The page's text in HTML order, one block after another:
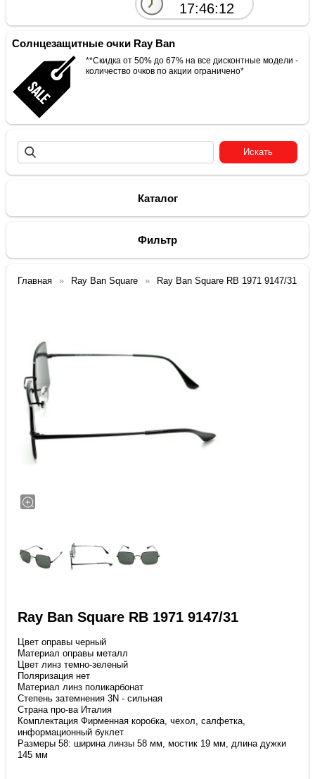
17:46:12
Солнцезащитные очки Ray Ban
**Скидка от 50% до 67% на все дисконтные модели -
количество очков по акции ограничено*
Каталог
Фильтр
Главная Ray Ban Square Ray Ban Square RB 1971 9147/31
Ray Ban Square RB 1971 9147/31
Цвет оправы черный
Материал оправы металл
Цвет линз темно-зеленый
Поляризация нет
Материал линз поликарбонат
Степень затемнения 3N - сильная
Страна про-ва Италия
Комплектация Фирменная коробка, чехол, салфетка,
информационный буклет
Размеры 58: ширина линзы 58 мм, мостик 19 мм, длина дужки
145 мм